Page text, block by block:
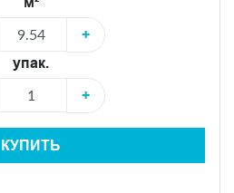
+
упак.
+
КУПИТЬ